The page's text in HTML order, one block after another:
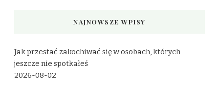
NAJNOWSZE WPISY
Jak przestać zakochiwać się w osobach, których
jeszcze nie spotkałeś
2026-08-02